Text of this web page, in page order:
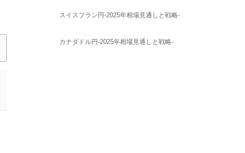
スイスフラン円-2025年相場見通しと戦略-
カナダドル円-2025年相場見通しと戦略-